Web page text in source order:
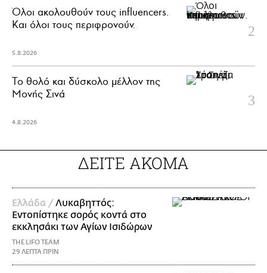
Όλοι ακολουθούν τους influencers.
Και όλοι τους περιφρονούν.
5.8.2026
Το θολό και δύσκολο μέλλον της
Μονής Σινά
4.8.2026
ΔΕΙΤΕ ΑΚΟΜΑ
Ελλάδα /Λυκαβηττός:
Εντοπίστηκε σορός κοντά στο
εκκλησάκι των Αγίων Ισιδώρων
THE LIFO TEAM
29 ΛΕΠΤΑ ΠΡΙΝ